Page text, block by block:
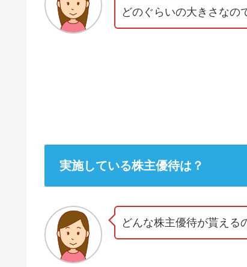
どのぐらいの大きさなの
実施している株主優待は？
どんな株主優待が貰える